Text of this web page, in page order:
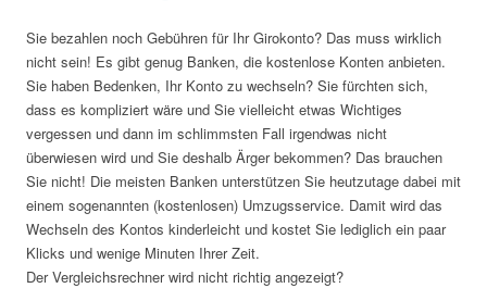
Sie bezahlen noch Gebühren für Ihr Girokonto? Das muss wirklich
nicht sein! Es gibt genug Banken, die kostenlose Konten anbieten.
Sie haben Bedenken, Ihr Konto zu wechseln? Sie fürchten sich,
dass es kompliziert wäre und Sie vielleicht etwas Wichtiges
vergessen und dann im schlimmsten Fall irgendwas nicht
überwiesen wird und Sie deshalb Ärger bekommen? Das brauchen
Sie nicht! Die meisten Banken unterstützen Sie heutzutage dabei mit
einem sogenannten (kostenlosen) Umzugsservice. Damit wird das
Wechseln des Kontos kinderleicht und kostet Sie lediglich ein paar
Klicks und wenige Minuten Ihrer Zeit.
Der Vergleichsrechner wird nicht richtig angezeigt?